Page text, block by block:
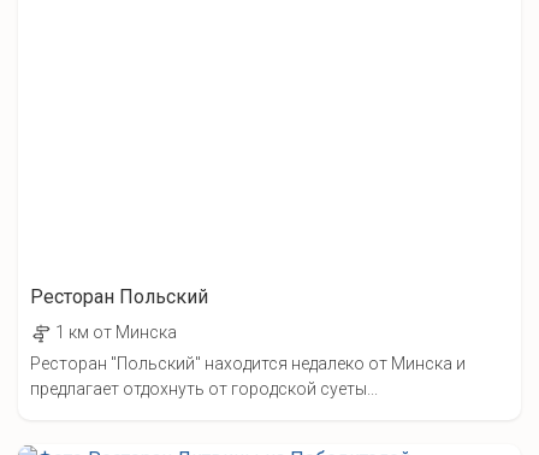
Ресторан Польский
1 км от Минска
Ресторан "Польский" находится недалеко от Минска и
предлагает отдохнуть от городской суеты...